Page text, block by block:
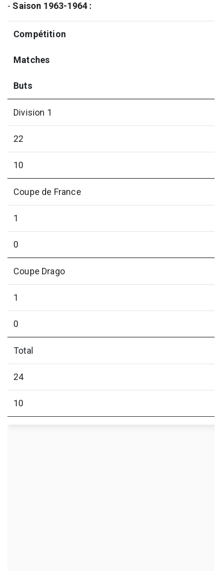
- Saison 1963-1964 :
Compétition
Matches
Buts
Division 1
22
10
Coupe de France
1
0
Coupe Drago
1
0
Total
24
10